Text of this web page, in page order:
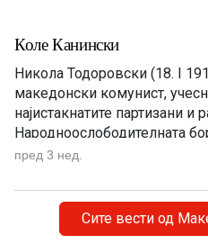
Коле Канински
Никола Тодоровски (18. I
македонски комунист,
најистакнатите партизани и
Народноослободителната
Загинал како политички
мина на 22. јули 1944
Караорман. Никола
пред 3 нед.
Сите вести од